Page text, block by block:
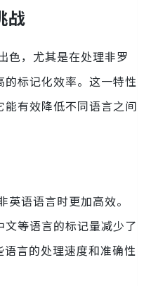
战
色，尤其是在处理非罗
标记化效率。这一特性
有效降低不同语言之间
语语言时更加高效。
等语言的标记量减少了
言的处理速度和准确性